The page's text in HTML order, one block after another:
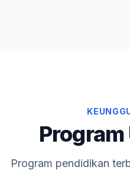
Program pendidikan